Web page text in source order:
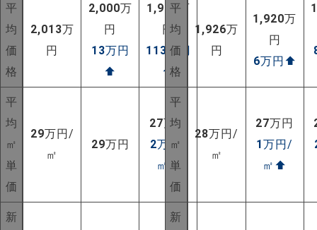
平
均
価
格
2,013万
円
2,000万
円
13万円
⬆
1,900万
円
113 万円
⬆
平
均
㎡
単
価
29万円/
㎡
29万円
27万円
2万円/
㎡ ⬆
新
平
均
価
格
1,926万
円
1,920万
円
6万円 ⬆
平
均
㎡
単
価
28万円/
㎡
27万円
1万円/
㎡ ⬆
新